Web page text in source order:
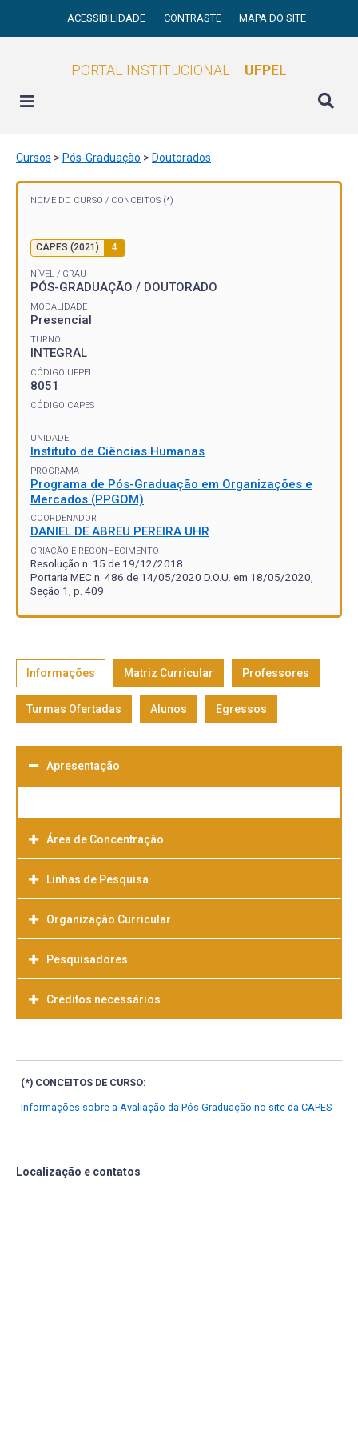
ACESSIBILIDADE CONTRASTE MAPA DO SITE
PORTAL INSTITUCIONAL UFPEL
Cursos > Pós-Graduação > Doutorados
NOME DO CURSO / CONCEITOS (*)
CAPES (2021) 4
NÍVEL / GRAU
PÓS-GRADUAÇÃO / DOUTORADO
MODALIDADE
Presencial
TURNO
INTEGRAL
CÓDIGO UFPEL
8051
CÓDIGO CAPES
UNIDADE
Instituto de Ciências Humanas
PROGRAMA
Programa de Pós-Graduação em Organizações e
Mercados (PPGOM)
COORDENADOR
DANIEL DE ABREU PEREIRA UHR
CRIAÇÃO E RECONHECIMENTO
Resolução n. 15 de 19/12/2018
Portaria MEC n. 486 de 14/05/2020 D.O.U. em 18/05/2020,
Seção 1, p. 409.
Informações Matriz Curricular Professores
Turmas Ofertadas Alunos Egressos
Apresentação
Área de Concentração
Linhas de Pesquisa
Organização Curricular
Pesquisadores
Créditos necessários
(*) CONCEITOS DE CURSO:
Informações sobre a Avaliação da Pós-Graduação no site da CAPES
Localização e contatos